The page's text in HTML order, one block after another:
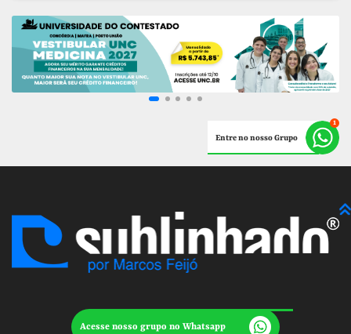
Entre no nosso Grupo
Acesse nosso grupo no Whatsapp